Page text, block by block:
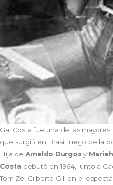
Gal Costa fue una de las
que surgió en Brasil luego de la
Hija de Arnaldo Burgos y
Costa debutó en 1964, junto a
Tom Zé, Gilberto Gil, en el